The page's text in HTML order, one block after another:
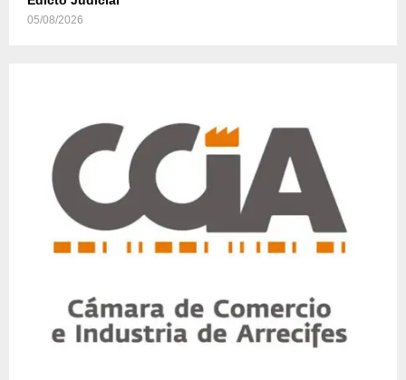
05/08/2026